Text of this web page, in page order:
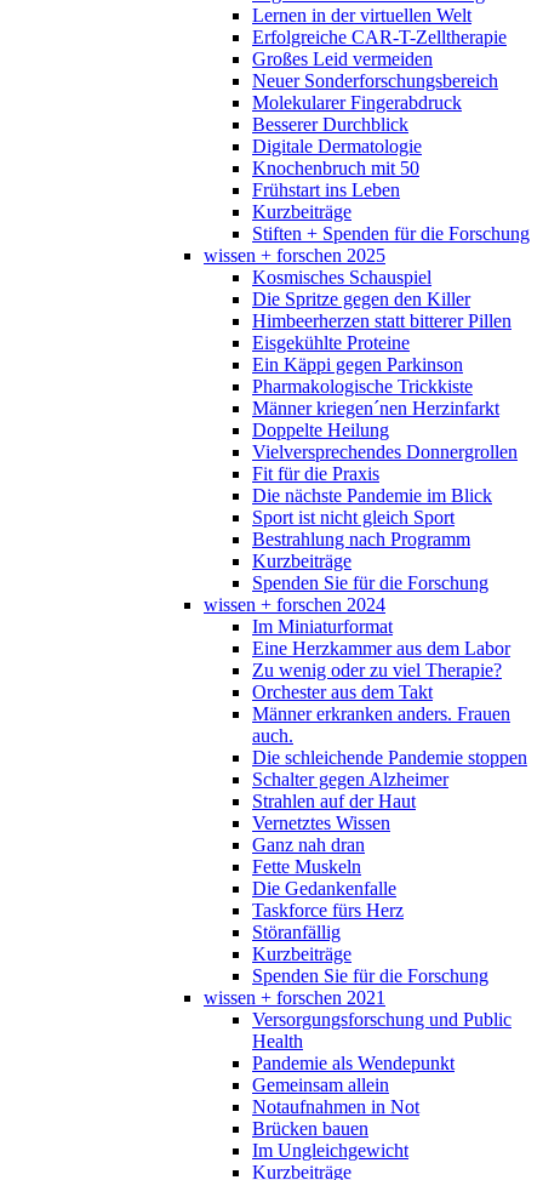
Lernen in der virtuellen Welt
Erfolgreiche CAR-T-Zelltherapie
Großes Leid vermeiden
Neuer Sonderforschungsbereich
Molekularer Fingerabdruck
Besserer Durchblick
Digitale Dermatologie
Knochenbruch mit 50
Frühstart ins Leben
Kurzbeiträge
Stiften + Spenden für die Forschung
wissen + forschen 2025
Kosmisches Schauspiel
Die Spritze gegen den Killer
Himbeerherzen statt bitterer Pillen
Eisgekühlte Proteine
Ein Käppi gegen Parkinson
Pharmakologische Trickkiste
Männer kriegen´nen Herzinfarkt
Doppelte Heilung
Vielversprechendes Donnergrollen
Fit für die Praxis
Die nächste Pandemie im Blick
Sport ist nicht gleich Sport
Bestrahlung nach Programm
Kurzbeiträge
Spenden Sie für die Forschung
wissen + forschen 2024
Im Miniaturformat
Eine Herzkammer aus dem Labor
Zu wenig oder zu viel Therapie?
Orchester aus dem Takt
Männer erkranken anders. Frauen
auch.
Die schleichende Pandemie stoppen
Schalter gegen Alzheimer
Strahlen auf der Haut
Vernetztes Wissen
Ganz nah dran
Fette Muskeln
Die Gedankenfalle
Taskforce fürs Herz
Störanfällig
Kurzbeiträge
Spenden Sie für die Forschung
wissen + forschen 2021
Versorgungsforschung und Public
Health
Pandemie als Wendepunkt
Gemeinsam allein
Notaufnahmen in Not
Brücken bauen
Im Ungleichgewicht
Kurzbeiträge